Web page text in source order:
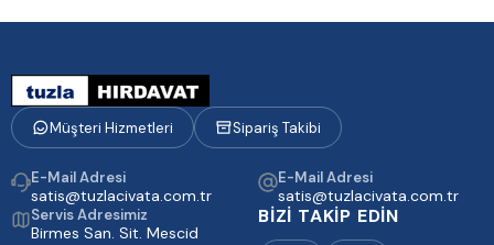
Müşteri Hizmetleri Sipariş Takibi
E-Mail Adresi
satis@tuzlacivata.com.tr
E-Mail Adresi
satis@tuzlacivata.com.tr
Servis Adresimiz
Birmes San. Sit. Mescid
BİZİ TAKİP EDİN